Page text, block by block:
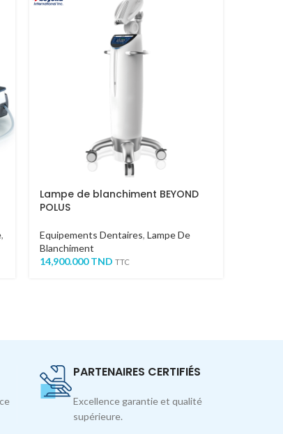
,
Lampe de blanchiment BEYOND
POLUS
Equipements Dentaires, Lampe De
Blanchiment
14,900.000TND TTC
PARTENAIRES CERTIFIÉS
Excellence garantie et qualité
supérieure.